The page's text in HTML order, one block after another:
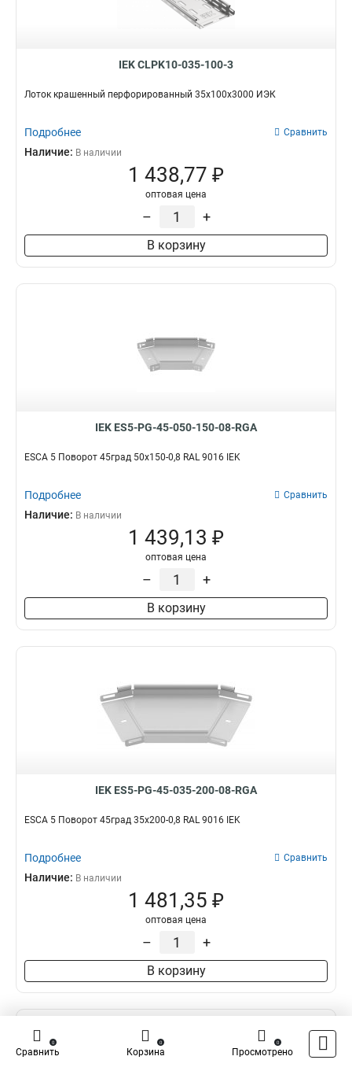
IEK CLPK10-035-100-3
Лоток крашенный перфорированный 35х100х3000 ИЭК
Подробнее Сравнить
Наличие: В наличии
1 438,77 ₽
оптовая цена
– +
В корзину
IEK ES5-PG-45-050-150-08-RGA
ESCA 5 Поворот 45град 50х150-0,8 RAL 9016 IEK
Подробнее Сравнить
Наличие: В наличии
1 439,13 ₽
оптовая цена
– +
В корзину
IEK ES5-PG-45-035-200-08-RGA
ESCA 5 Поворот 45град 35х200-0,8 RAL 9016 IEK
Подробнее Сравнить
Наличие: В наличии
1 481,35 ₽
оптовая цена
– +
В корзину
Сравнить
0
Корзина
0
Просмотрено
0